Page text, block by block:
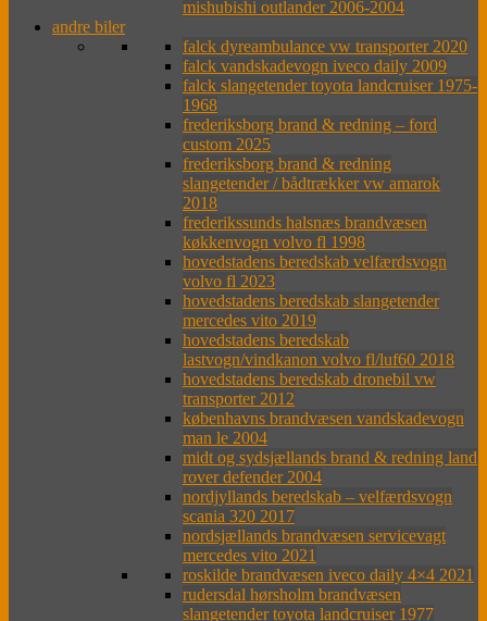
mishubishi outlander 2006-2004
andre biler
falck dyreambulance vw transporter 2020
falck vandskadevogn iveco daily 2009
falck slangetender toyota landcruiser 1975-
1968
frederiksborg brand & redning – ford
custom 2025
frederiksborg brand & redning
slangetender / bådtrækker vw amarok
2018
frederikssunds halsnæs brandvæsen
køkkenvogn volvo fl 1998
hovedstadens beredskab velfærdsvogn
volvo fl 2023
hovedstadens beredskab slangetender
mercedes vito 2019
hovedstadens beredskab
lastvogn/vindkanon volvo fl/luf60 2018
hovedstadens beredskab dronebil vw
transporter 2012
københavns brandvæsen vandskadevogn
man le 2004
midt og sydsjællands brand & redning land
rover defender 2004
nordjyllands beredskab – velfærdsvogn
scania 320 2017
nordsjællands brandvæsen servicevagt
mercedes vito 2021
roskilde brandvæsen iveco daily 4×4 2021
rudersdal hørsholm brandvæsen
slangetender toyota landcruiser 1977